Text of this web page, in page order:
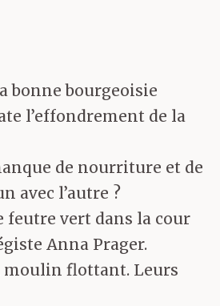
bonne bourgeoisie
l’effondrement de la
de nourriture et de
avec l’autre ?
feutre vert dans la cour
Anna Prager.
moulin flottant. Leurs